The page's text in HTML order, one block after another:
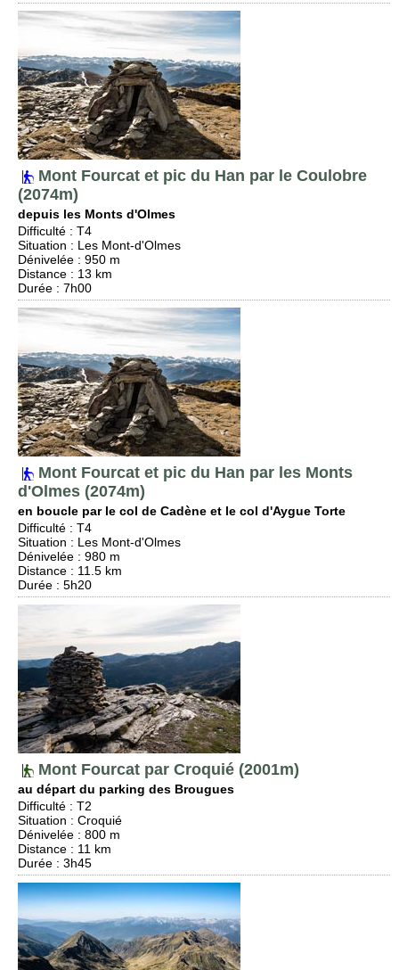
Mont Fourcat et pic du Han par le Coulobre
(2074m)
depuis les Monts d'Olmes
Difficulté : T4
Situation : Les Mont-d'Olmes
Dénivelée : 950 m
Distance : 13 km
Durée : 7h00
Mont Fourcat et pic du Han par les Monts
d'Olmes (2074m)
en boucle par le col de Cadène et le col d'Aygue Torte
Difficulté : T4
Situation : Les Mont-d'Olmes
Dénivelée : 980 m
Distance : 11.5 km
Durée : 5h20
Mont Fourcat par Croquié (2001m)
au départ du parking des Brougues
Difficulté : T2
Situation : Croquié
Dénivelée : 800 m
Distance : 11 km
Durée : 3h45